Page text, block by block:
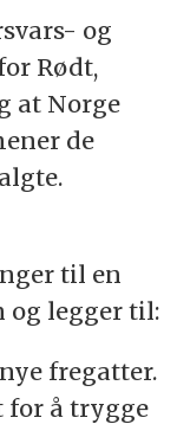
og
Rødt,
at Norge
de
til en
og legger til:
fregatter.
for å trygge